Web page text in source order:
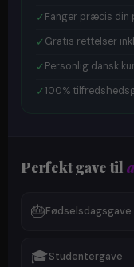
✓ Fanger præcis din
✓ Gratis rettelser
✓ Personlig dansk
✓100%
Perfekt gave til
🎂Fødselsdagsgave
🎓Studentergave